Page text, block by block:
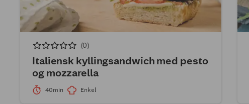
(0)
Italiensk kyllingsandwich med pesto
og mozzarella
40min Enkel